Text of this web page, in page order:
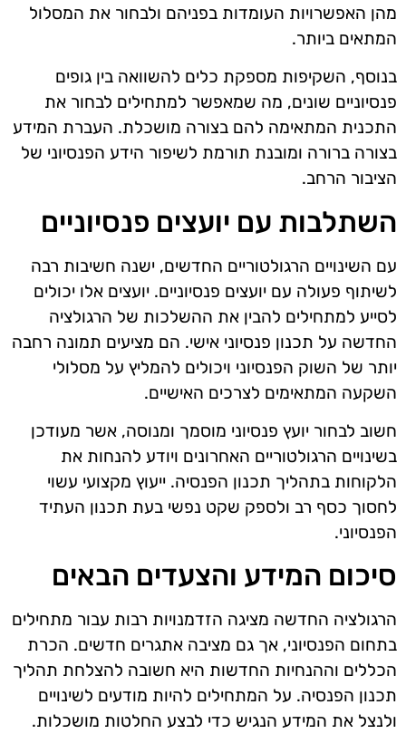
מהן האפשרויות העומדות בפניהם ולבחור את המסלול
המתאים ביותר.
בנוסף, השקיפות מספקת כלים להשוואה בין גופים
פנסיוניים שונים, מה שמאפשר למתחילים לבחור את
התכנית המתאימה להם בצורה מושכלת. העברת המידע
בצורה ברורה ומובנת תורמת לשיפור הידע הפנסיוני של
הציבור הרחב.
השתלבות עם יועצים פנסיוניים
עם השינויים הרגולטוריים החדשים, ישנה חשיבות רבה
לשיתוף פעולה עם יועצים פנסיוניים. יועצים אלו יכולים
לסייע למתחילים להבין את ההשלכות של הרגולציה
החדשה על תכנון פנסיוני אישי. הם מציעים תמונה רחבה
יותר של השוק הפנסיוני ויכולים להמליץ על מסלולי
השקעה המתאימים לצרכים האישיים.
חשוב לבחור יועץ פנסיוני מוסמך ומנוסה, אשר מעודכן
בשינויים הרגולטוריים האחרונים ויודע להנחות את
הלקוחות בתהליך תכנון הפנסיה. ייעוץ מקצועי עשוי
לחסוך כסף רב ולספק שקט נפשי בעת תכנון העתיד
הפנסיוני.
סיכום המידע והצעדים הבאים
הרגולציה החדשה מציגה הזדמנויות רבות עבור מתחילים
בתחום הפנסיוני, אך גם מציבה אתגרים חדשים. הכרת
הכללים וההנחיות החדשות היא חשובה להצלחת תהליך
תכנון הפנסיה. על המתחילים להיות מודעים לשינויים
ולנצל את המידע הנגיש כדי לבצע החלטות מושכלות.